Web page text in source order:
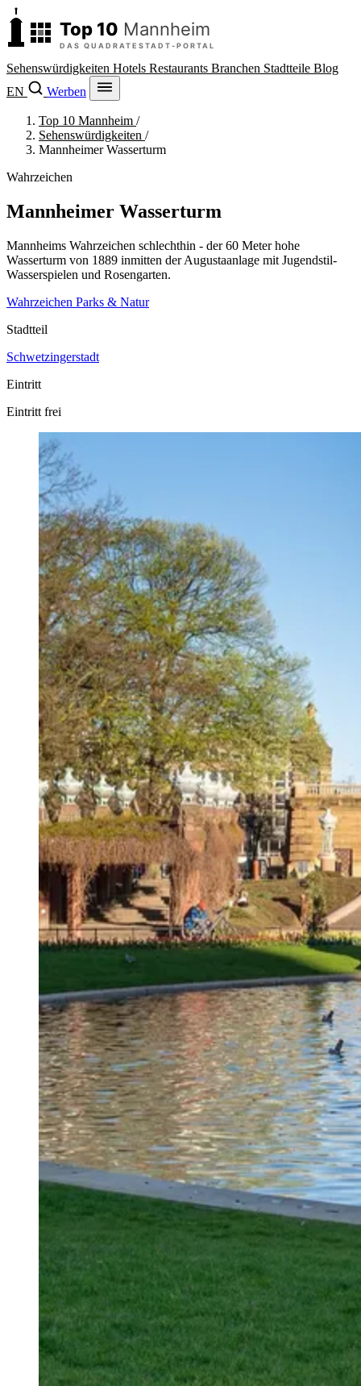
Sehenswürdigkeiten Hotels Restaurants Branchen Stadtteile Blog
EN
Werben
Top 10 Mannheim /
Sehenswürdigkeiten /
Mannheimer Wasserturm
Wahrzeichen
Mannheimer Wasserturm
Mannheims Wahrzeichen schlechthin - der 60 Meter hohe
Wasserturm von 1889 inmitten der Augustaanlage mit Jugendstil-
Wasserspielen und Rosengarten.
Wahrzeichen Parks & Natur
Stadtteil
Schwetzingerstadt
Eintritt
Eintritt frei